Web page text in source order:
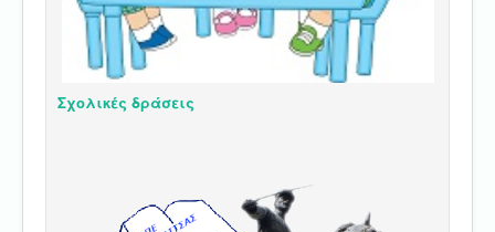
Σχολικές δράσεις